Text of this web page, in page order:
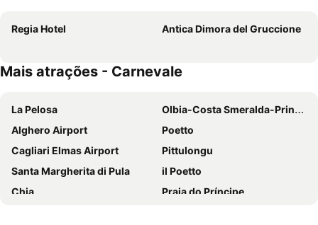
Regia Hotel Antica Dimora del Gruccione
Mais atrações - Carnevale
La Pelosa
Olbia-Costa Smeralda-Prince Karim Aga Khan IV Airport
Alghero Airport
Poetto
Cagliari Elmas Airport
Pittulongu
Santa Margherita di Pula
il Poetto
Chia
Praia do Príncipe